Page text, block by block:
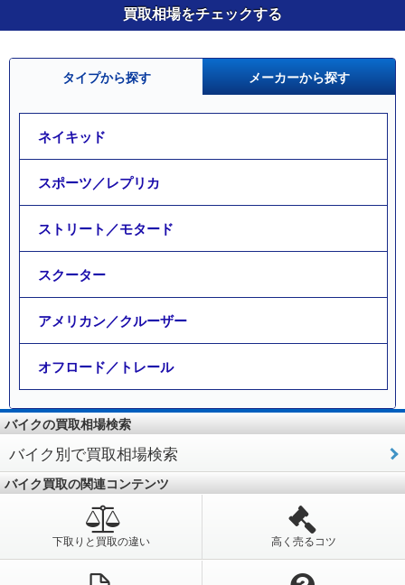
買取相場をチェックする
タイプから探す メーカーから探す
ネイキッド
スポーツ／レプリカ
ストリート／モタード
スクーター
アメリカン／クルーザー
オフロード／トレール
バイクの買取相場検索
バイク別で買取相場検索
バイク買取の関連コンテンツ
下取りと買取の違い 高く売るコツ